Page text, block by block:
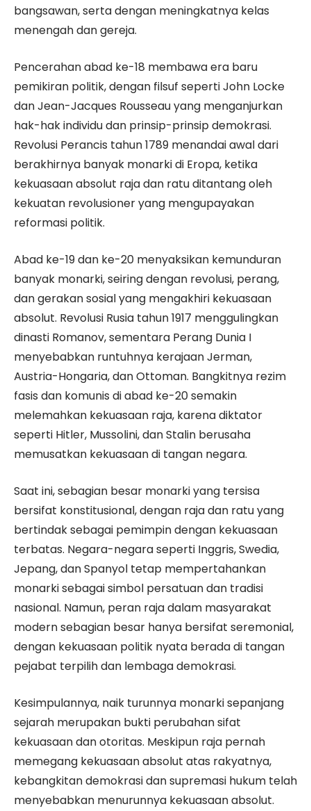
bangsawan, serta dengan meningkatnya kelas
menengah dan gereja.
Pencerahan abad ke-18 membawa era baru
pemikiran politik, dengan filsuf seperti John Locke
dan Jean-Jacques Rousseau yang menganjurkan
hak-hak individu dan prinsip-prinsip demokrasi.
Revolusi Perancis tahun 1789 menandai awal dari
berakhirnya banyak monarki di Eropa, ketika
kekuasaan absolut raja dan ratu ditantang oleh
kekuatan revolusioner yang mengupayakan
reformasi politik.
Abad ke-19 dan ke-20 menyaksikan kemunduran
banyak monarki, seiring dengan revolusi, perang,
dan gerakan sosial yang mengakhiri kekuasaan
absolut. Revolusi Rusia tahun 1917 menggulingkan
dinasti Romanov, sementara Perang Dunia I
menyebabkan runtuhnya kerajaan Jerman,
Austria-Hongaria, dan Ottoman. Bangkitnya rezim
fasis dan komunis di abad ke-20 semakin
melemahkan kekuasaan raja, karena diktator
seperti Hitler, Mussolini, dan Stalin berusaha
memusatkan kekuasaan di tangan negara.
Saat ini, sebagian besar monarki yang tersisa
bersifat konstitusional, dengan raja dan ratu yang
bertindak sebagai pemimpin dengan kekuasaan
terbatas. Negara-negara seperti Inggris, Swedia,
Jepang, dan Spanyol tetap mempertahankan
monarki sebagai simbol persatuan dan tradisi
nasional. Namun, peran raja dalam masyarakat
modern sebagian besar hanya bersifat seremonial,
dengan kekuasaan politik nyata berada di tangan
pejabat terpilih dan lembaga demokrasi.
Kesimpulannya, naik turunnya monarki sepanjang
sejarah merupakan bukti perubahan sifat
kekuasaan dan otoritas. Meskipun raja pernah
memegang kekuasaan absolut atas rakyatnya,
kebangkitan demokrasi dan supremasi hukum telah
menyebabkan menurunnya kekuasaan absolut.